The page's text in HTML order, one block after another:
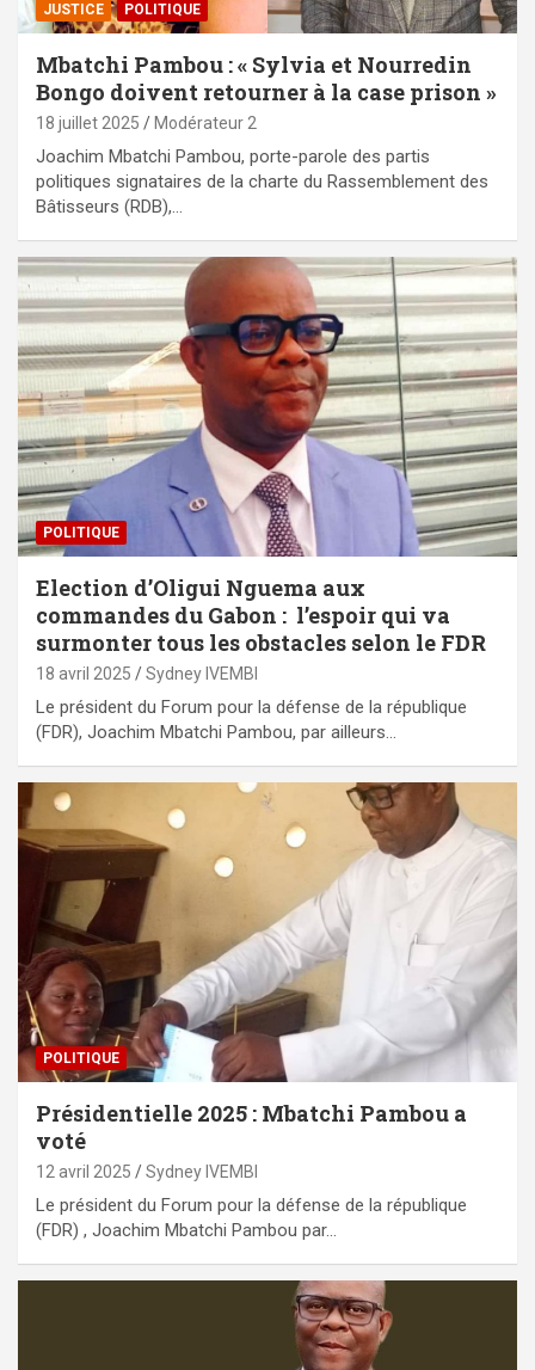
JUSTICE POLITIQUE
Mbatchi Pambou : « Sylvia et Nourredin
Bongo doivent retourner à la case prison »
18 juillet 2025 Modérateur 2
Joachim Mbatchi Pambou, porte-parole des partis
politiques signataires de la charte du Rassemblement des
Bâtisseurs (RDB),…
POLITIQUE
Election d’Oligui Nguema aux
commandes du Gabon : l’espoir qui va
surmonter tous les obstacles selon le FDR
18 avril 2025 Sydney IVEMBI
Le président du Forum pour la défense de la république
(FDR), Joachim Mbatchi Pambou, par ailleurs…
POLITIQUE
Présidentielle 2025 : Mbatchi Pambou a
voté
12 avril 2025 Sydney IVEMBI
Le président du Forum pour la défense de la république
(FDR) , Joachim Mbatchi Pambou par…